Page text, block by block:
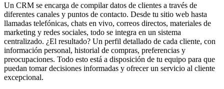
Un CRM se encarga de compilar datos de clientes a través de
diferentes canales y puntos de contacto. Desde tu sitio web hasta
llamadas telefónicas, chats en vivo, correos directos, materiales de
marketing y redes sociales, todo se integra en un sistema
centralizado. ¿El resultado? Un perfil detallado de cada cliente, con
información personal, historial de compras, preferencias y
preocupaciones. Todo esto está a disposición de tu equipo para que
puedan tomar decisiones informadas y ofrecer un servicio al cliente
excepcional.